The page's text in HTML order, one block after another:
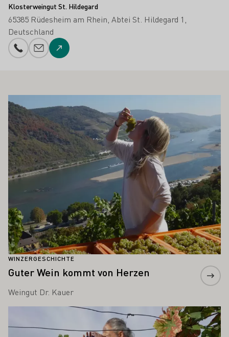
Klosterweingut St. Hildegard
65385 Rüdesheim am Rhein Abtei St. Hildegard 1
Deutschland
Telefonnummer
E-Mail-Adresse
Zur Website
INTERESSIEREN
WINZERGESCHICHTE
Guter Wein kommt von Herzen
Weingut Dr. Kauer
Mehr erfahren